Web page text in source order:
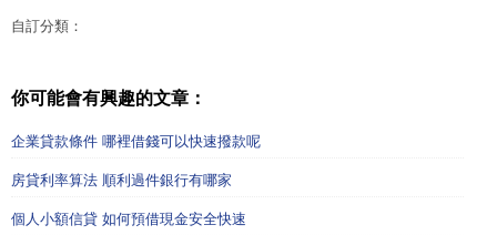
自訂分類：
你可能會有興趣的文章：
企業貸款條件 哪裡借錢可以快速撥款呢
房貸利率算法 順利過件銀行有哪家
個人小額信貸 如何預借現金安全快速